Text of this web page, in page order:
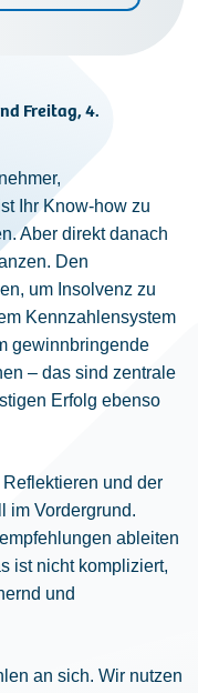
Freitag, 4.
Ihr Know-how zu
Aber direkt danach
Den
um Insolvenz zu
Kennzahlensystem
gewinnbringende
– das sind zentrale
Erfolg ebenso
und der
im Vordergrund.
ableiten
ist nicht kompliziert,
und
an sich. Wir nutzen